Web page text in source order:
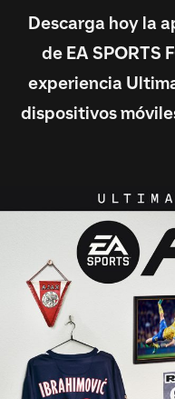
Descarga hoy la
de EA SPORTS
experiencia
dispositivos